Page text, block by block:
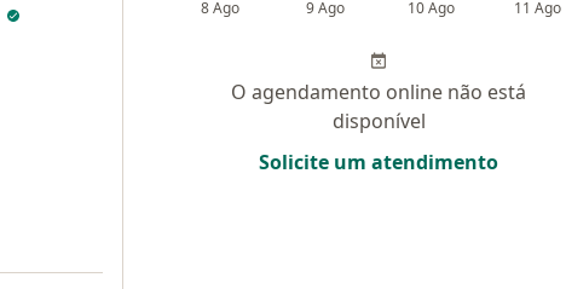
8 Ago 9 Ago 10 Ago 11 Ago
O agendamento online não está
disponível
Solicite um atendimento